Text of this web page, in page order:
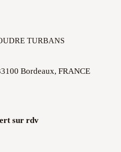
TURBANS
Bordeaux, FRANCE
sur rdv